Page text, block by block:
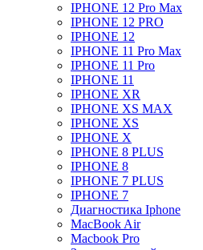
IPHONE 12 Pro Max
IPHONE 12 PRO
IPHONE 12
IPHONE 11 Pro Max
IPHONE 11 Pro
IPHONE 11
IPHONE XR
IPHONE XS MAX
IPHONE XS
IPHONE X
IPHONE 8 PLUS
IPHONE 8
IPHONE 7 PLUS
IPHONE 7
Диагностика Iphone
MacBook Air
Macbook Pro